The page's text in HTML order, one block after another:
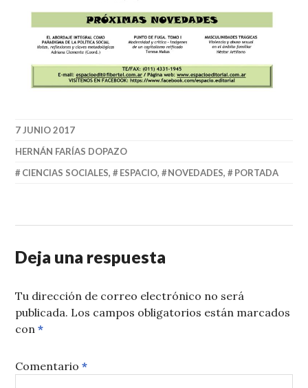
7 JUNIO 2017
HERNÁN FARÍAS DOPAZO
CIENCIAS SOCIALES, ESPACIO, NOVEDADES, PORTADA
Deja una respuesta
Tu dirección de correo electrónico no será
publicada. Los campos obligatorios están marcados
con*
Comentario*